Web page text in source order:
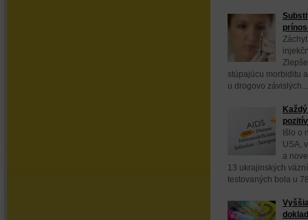
stúpajúcu morbiditu
u drogovo závislých...
Išlo o
USA,
a
13 ukrajinských
testovaných bola u